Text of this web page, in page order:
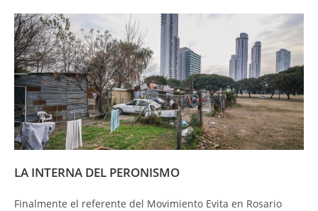
LA INTERNA DEL PERONISMO
Finalmente el referente del Movimiento Evita en Rosario